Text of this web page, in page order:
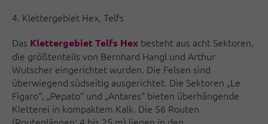
4. Klettergebiet Hex, Telfs
Das Klettergebiet Telfs Hex besteht aus acht Sektoren,
die größtenteils von Bernhard Hangl und Arthur
Wutscher eingerichtet wurden. Die Felsen sind
überwiegend südseitig ausgerichtet. Die Sektoren „Le
Figaro“, „Pepato“ und „Antares“ bieten überhängende
Kletterei in kompaktem Kalk. Die 56 Routen